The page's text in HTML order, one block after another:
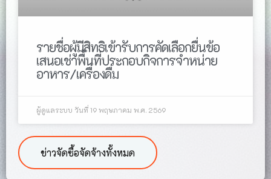
รายชื่อผู้มีสิทธิเข้ารับการคัดเลือกยื่นข้อ
เสนอเช่าพื้นที่ประกอบกิจการจำหน่าย
อาหาร/เครื่องดื่ม
ผู้ดูแลระบบ วันที่ 19 พฤษภาคม พ.ศ. 2569
ข่าวจัดซื้อจัดจ้างทั้งหมด